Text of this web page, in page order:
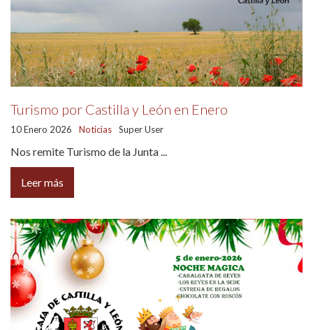
Turismo por Castilla y León en Enero
10 Enero 2026 Noticias Super User
Nos remite Turismo de la Junta ...
Leer más